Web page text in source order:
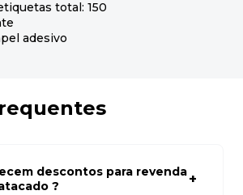
total: 150
adesivo
descontos para revenda
?